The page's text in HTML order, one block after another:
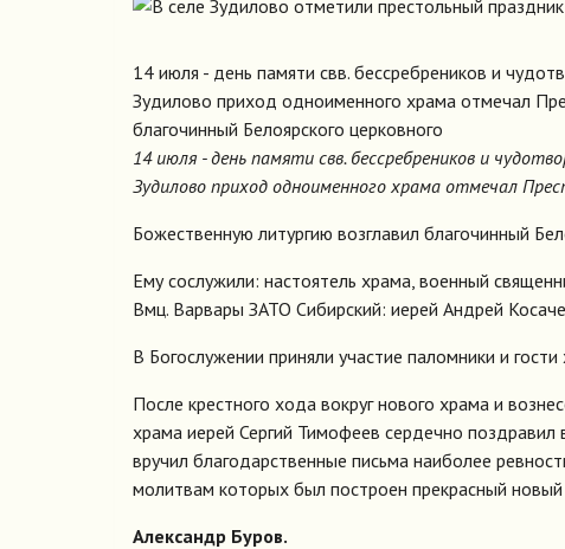
14 июля - день памяти свв. бессребреников и
Зудилово приход одноименного храма отмечал
благочинный Белоярского церковного
14 июля - день памяти свв. бессребреников и
Зудилово приход одноименного храма отмечал
Божественную литургию возглавил благочинный
Ему сослужили: настоятель храма, военный
Вмц. Варвары ЗАТО Сибирский: иерей Андрей
В Богослужении приняли участие паломники и
После крестного хода вокруг нового храма и
храма иерей Сергий Тимофеев сердечно
вручил благодарственные письма наиболее
молитвам которых был построен прекрасный
Александр Буров.